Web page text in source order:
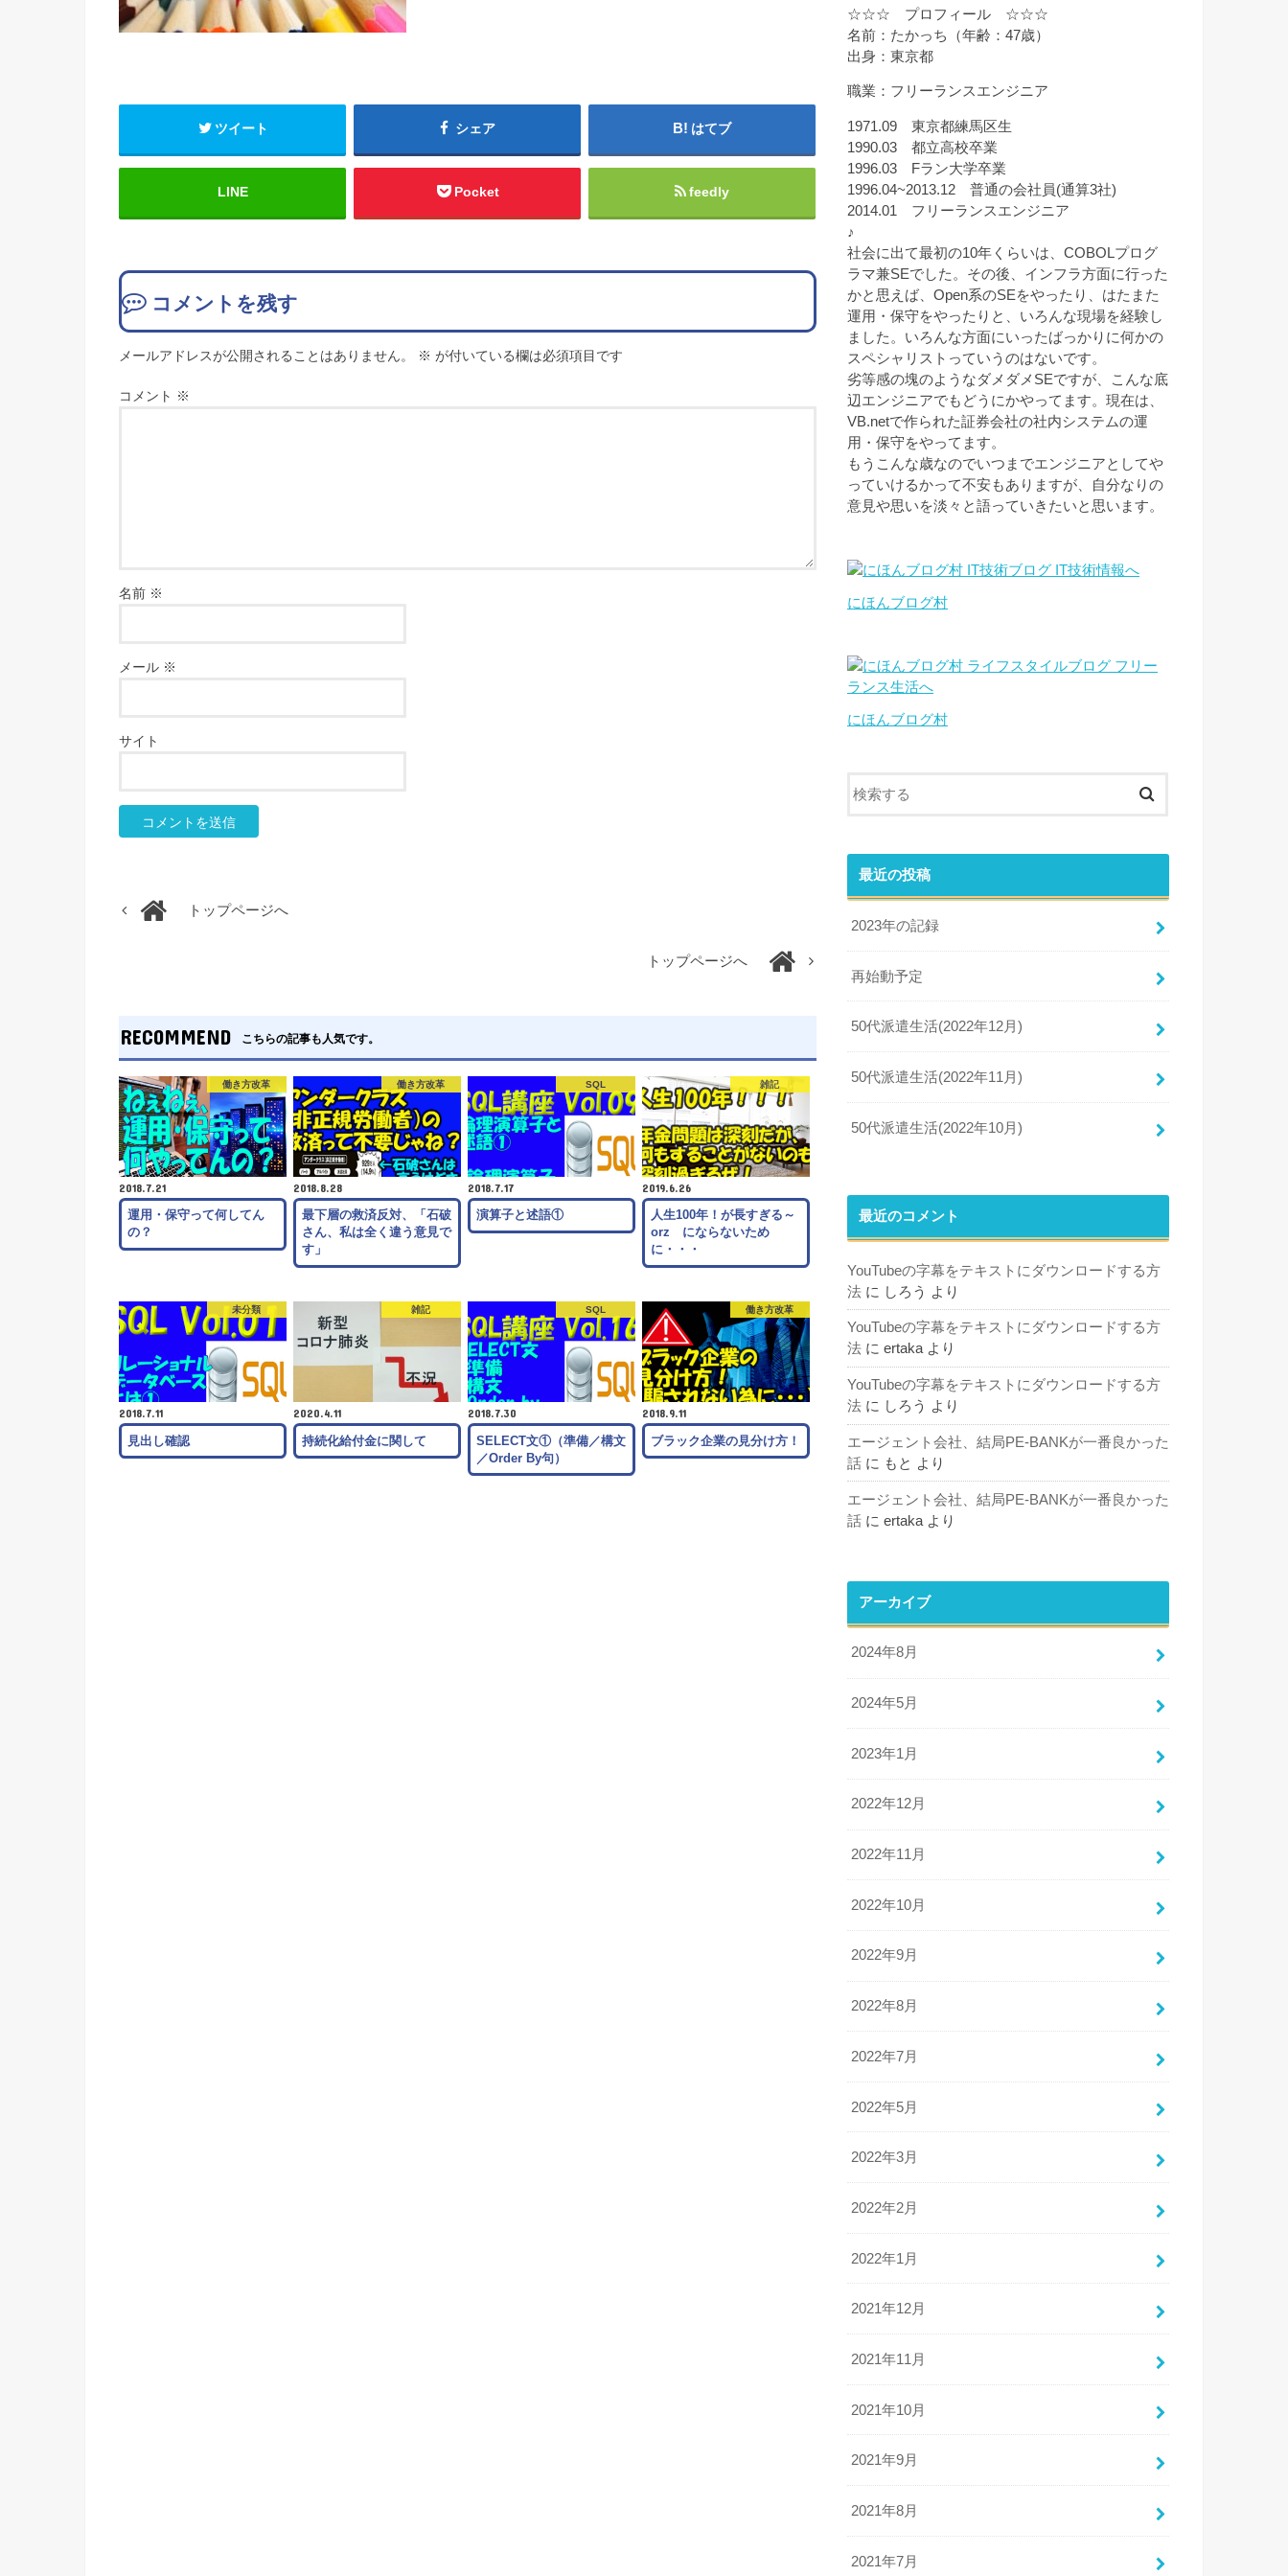
ツイート シェア はてブ
LINE Pocket feedly
コメントを残す
メールアドレスが公開されることはありません。 ※ が付いている欄は必須項目です
コメント ※
名前 ※
メール ※
サイト
トップページへ
トップページへ
RECOMMEND こちらの記事も人気です。
働き方改革
2018.7.21
運用・保守って何してん
の？
働き方改革
2018.8.28
最下層の救済反対、「石破
さん、私は全く違う意見で
す」
SQL
2018.7.17
演算子と述語①
雑記
2019.6.26
人生100年！が長すぎる～
orz にならないため
に・・・
未分類
2018.7.11
見出し確認
雑記
2020.4.11
持続化給付金に関して
SQL
2018.7.30
SELECT文①（準備／構文
／Order By句）
働き方改革
2018.9.11
ブラック企業の見分け方！
☆☆☆ プロフィール ☆☆☆
名前：たかっち（年齢：47歳）
出身：東京都
職業：フリーランスエンジニア
1971.09 東京都練馬区生
1990.03 都立高校卒業
1996.03 Fラン大学卒業
1996.04~2013.12 普通の会社員(通算3社)
2014.01 フリーランスエンジニア
♪
社会に出て最初の10年くらいは、COBOLプログ
ラマ兼SEでした。その後、インフラ方面に行った
かと思えば、Open系のSEをやったり、はたまた
運用・保守をやったりと、いろんな現場を経験し
ました。いろんな方面にいったばっかりに何かの
スペシャリストっていうのはないです。
劣等感の塊のようなダメダメSEですが、こんな底
辺エンジニアでもどうにかやってます。現在は、
VB.netで作られた証券会社の社内システムの運
用・保守をやってます。
もうこんな歳なのでいつまでエンジニアとしてや
っていけるかって不安もありますが、自分なりの
意見や思いを淡々と語っていきたいと思います。
にほんブログ村
にほんブログ村
最近の投稿
2023年の記録
再始動予定
50代派遣生活(2022年12月)
50代派遣生活(2022年11月)
50代派遣生活(2022年10月)
最近のコメント
YouTubeの字幕をテキストにダウンロードする方
法 に しろう より
YouTubeの字幕をテキストにダウンロードする方
法 に ertakaより
YouTubeの字幕をテキストにダウンロードする方
法 に しろう より
エージェント会社、結局PE-BANKが一番良かった
話 に もと より
エージェント会社、結局PE-BANKが一番良かった
話 に ertaka より
アーカイブ
2024年8月
2024年5月
2023年1月
2022年12月
2022年11月
2022年10月
2022年9月
2022年8月
2022年7月
2022年5月
2022年3月
2022年2月
2022年1月
2021年12月
2021年11月
2021年10月
2021年9月
2021年8月
2021年7月